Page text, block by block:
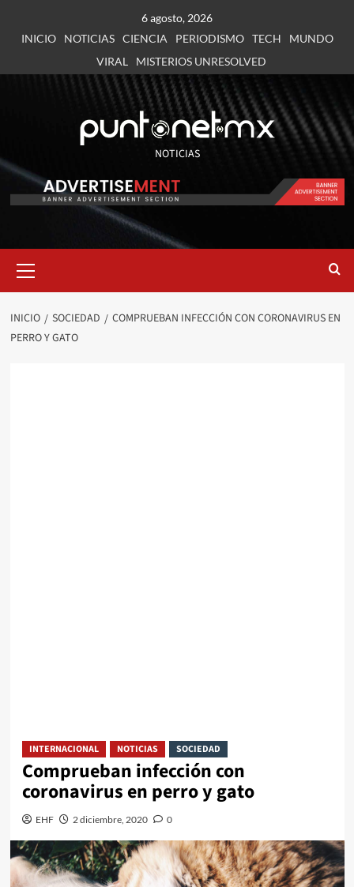
6 agosto, 2026
INICIO
NOTICIAS CIENCIA PERIODISMO TECH
MUNDO
VIRAL
MISTERIOS UNRESOLVED
NOTICIAS
INICIO SOCIEDAD
COMPRUEBAN INFECCIÓN CON CORONAVIRUS EN
PERRO Y GATO
INTERNACIONAL NOTICIAS SOCIEDAD
Comprueban infección con
coronavirus en perro y gato
EHF 2 diciembre, 2020 0